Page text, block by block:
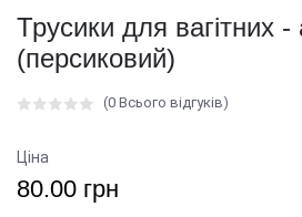
Трусики для вагітних
(персиковий)
(0 Всього відгуків)
Ціна
80.00 грн